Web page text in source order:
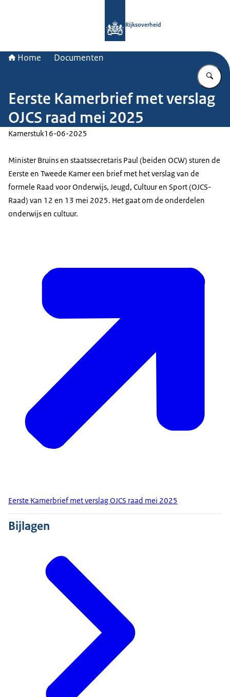
Rijksoverheid
Home Documenten
Eerste Kamerbrief met verslag
OJCS raad mei 2025
Kamerstuk16-06-2025
Minister Bruins en staatssecretaris Paul (beiden OCW) sturen de
Eerste en Tweede Kamer een brief met het verslag van de
formele Raad voor Onderwijs, Jeugd, Cultuur en Sport (OJCS-
Raad) van 12 en 13 mei 2025. Het gaat om de onderdelen
onderwijs en cultuur.
Eerste Kamerbrief met verslag OJCS raad mei 2025
Bijlagen